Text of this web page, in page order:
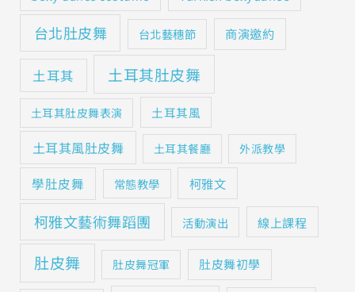
台北肚皮舞 台北藝穗節 商演邀約
土耳其 土耳其肚皮舞
土耳其肚皮舞表演 土耳其風
土耳其風肚皮舞 土耳其餐廳 外派教學
學肚皮舞 常態教學 柯雅文
柯雅文藝術舞蹈團 活動演出 線上課程
肚皮舞 肚皮舞冠軍 肚皮舞初學